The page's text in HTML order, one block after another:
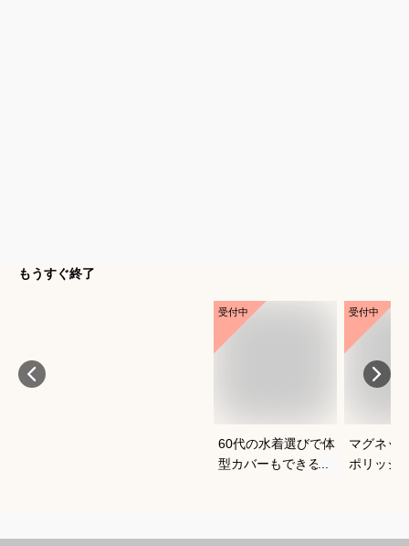
もうすぐ終了
受付中
60代の水着選びで体
型カバーもできるお
受付中
マグネッ
ポリッシ